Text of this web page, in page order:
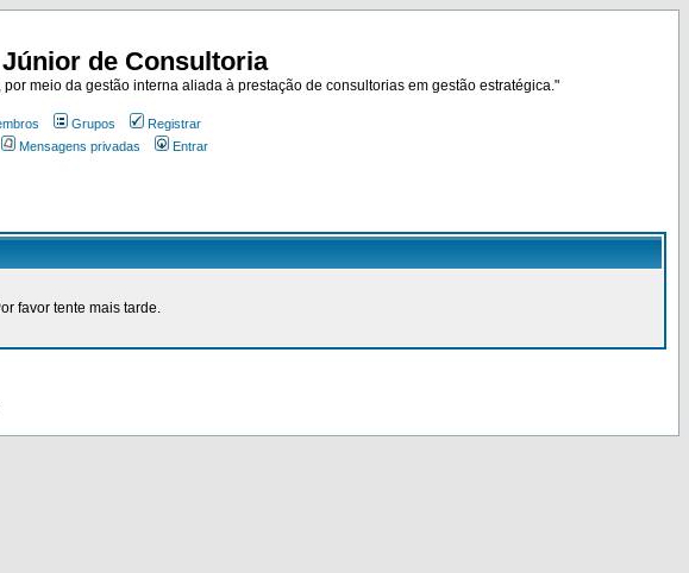
de Consultoria
meio da gestão interna aliada à prestação de consultorias em gestão estratégica."
Grupos
Registrar
Mensagens privadas Entrar
favor tente mais tarde.